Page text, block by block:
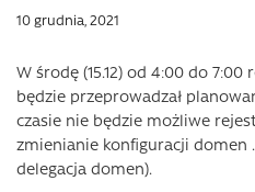
10 grudnia, 2021
W środę (15.12) od 4:00 do 7:00
będzie przeprowadzał
czasie nie będzie możliwe
zmienianie konfiguracji domen
delegacja domen).